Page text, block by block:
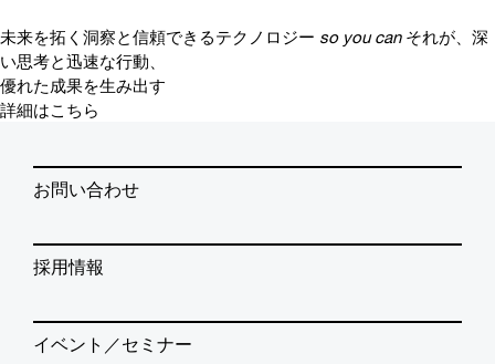
未来を拓く洞察と信頼できるテクノロジー so you can それが、深
い思考と迅速な行動、
優れた成果を生み出す
詳細はこちら
お問い合わせ
採用情報
イベント／セミナー